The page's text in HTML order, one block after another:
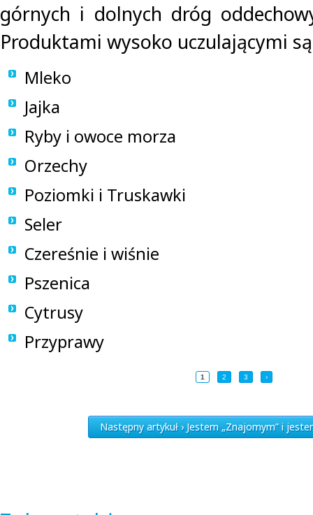
górnych i dolnych dróg
Produktami wysoko uczulającymi
Mleko
Jajka
Ryby i owoce morza
Orzechy
Poziomki i Truskawki
Seler
Czereśnie i wiśnie
Pszenica
Cytrusy
Przyprawy
1 2 3 ›
Następny artykuł › Jestem „Znajomym” i